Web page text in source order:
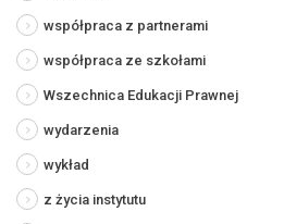
współpraca z partnerami
współpraca ze szkołami
Wszechnica Edukacji Prawnej
wydarzenia
wykład
z życia instytutu